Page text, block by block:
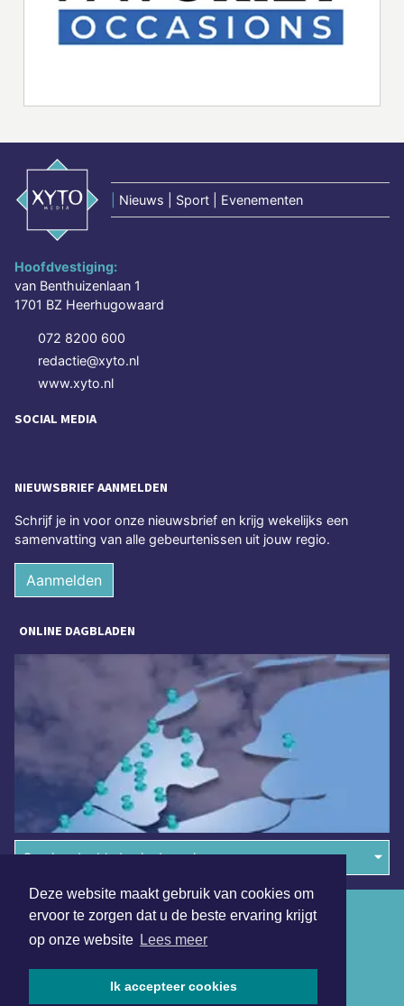
Deze website maakt gebruik van cookies om
ervoor te zorgen dat u de beste ervaring krijgt
op onze website Lees meer
Ik accepteer cookies
Nieuws | Sport | Evenementen
Hoofdvestiging:
van Benthuizenlaan 1
1701 BZ Heerhugowaard
072 8200 600
redactie@xyto.nl
www.xyto.nl
SOCIAL MEDIA
NIEUWSBRIEF AANMELDEN
Schrijf je in voor onze nieuwsbrief en krijg wekelijks een
samenvatting van alle gebeurtenissen uit jouw regio.
Aanmelden
ONLINE DAGBLADEN
Overige dagbladen in de regio
Algemene voorwaarden
Disclaimer